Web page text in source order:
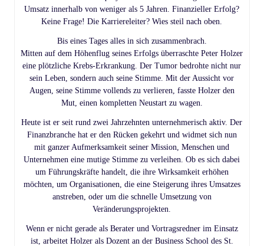
Umsatz innerhalb von weniger als 5 Jahren. Finanzieller Erfolg?
Keine Frage! Die Karriereleiter? Wies steil nach oben.
Bis eines Tages alles in sich zusammenbrach.
Mitten auf dem Höhenflug seines Erfolgs überraschte Peter Holzer
eine plötzliche Krebs-Erkrankung. Der Tumor bedrohte nicht nur
sein Leben, sondern auch seine Stimme. Mit der Aussicht vor
Augen, seine Stimme vollends zu verlieren, fasste Holzer den
Mut, einen kompletten Neustart zu wagen.
Heute ist er seit rund zwei Jahrzehnten unternehmerisch aktiv. Der
Finanzbranche hat er den Rücken gekehrt und widmet sich nun
mit ganzer Aufmerksamkeit seiner Mission, Menschen und
Unternehmen eine mutige Stimme zu verleihen. Ob es sich dabei
um Führungskräfte handelt, die ihre Wirksamkeit erhöhen
möchten, um Organisationen, die eine Steigerung ihres Umsatzes
anstreben, oder um die schnelle Umsetzung von
Veränderungsprojekten.
Wenn er nicht gerade als Berater und Vortragsredner im Einsatz
ist, arbeitet Holzer als Dozent an der Business School des St.